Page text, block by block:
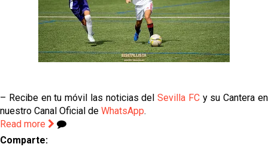
– Recibe en tu móvil las noticias delSevilla FCy su Cantera en
nuestro Canal Oficial de WhatsApp.
Read more
Comparte: